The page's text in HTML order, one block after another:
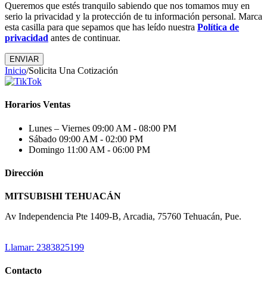
Queremos que estés tranquilo sabiendo que nos tomamos muy en
serio la privacidad y la protección de tu información personal. Marca
esta casilla para que sepamos que has leído nuestra Política de
privacidad antes de continuar.
Inicio/Solicita Una Cotización
Horarios Ventas
Lunes – Viernes 09:00 AM - 08:00 PM
Sábado 09:00 AM - 02:00 PM
Domingo 11:00 AM - 06:00 PM
Dirección
MITSUBISHI TEHUACÁN
Av Independencia Pte 1409-B, Arcadia, 75760 Tehuacán, Pue.
Llamar: 2383825199
Contacto